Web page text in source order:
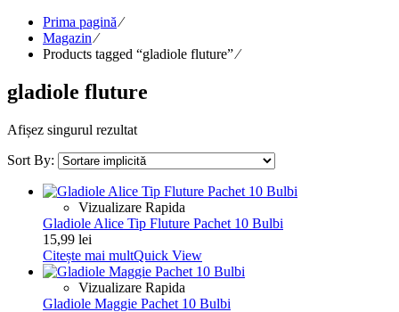
Prima pagină⁄
Magazin ⁄
Products tagged “gladiole fluture”⁄
gladiole fluture
Afișez singurul rezultat
Sort By:
Vizualizare Rapida
Gladiole Alice Tip Fluture Pachet 10 Bulbi
15,99 lei
Citește mai multQuick View
Vizualizare Rapida
Gladiole Maggie Pachet 10 Bulbi